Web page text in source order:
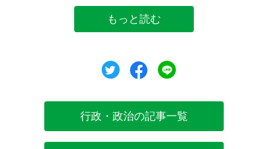
もっと読む
ツイートシェア
行政・政治の記事一覧